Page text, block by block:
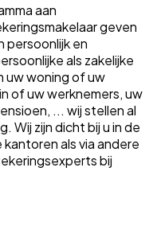
aan
geven
persoonlijk en
als zakelijke
uw woning of uw
of uw werknemers, uw
... wij stellen al
Wij zijn dicht bij u in de
als via andere
bij